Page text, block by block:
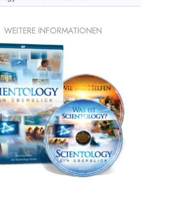
WEITERE INFORMATIONEN